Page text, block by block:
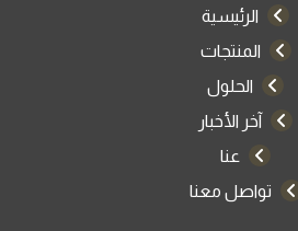
الرئيسية
المنتجات
الحلول
آخر الأخبار
عنا
تواصل معنا